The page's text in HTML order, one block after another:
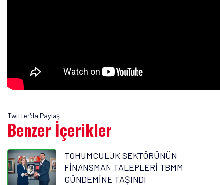
Twitter'da Paylaş
Benzer İçerikler
TOHUMCULUK SEKTÖRÜNÜN
FİNANSMAN TALEPLERİ TBMM
GÜNDEMİNE TAŞINDI